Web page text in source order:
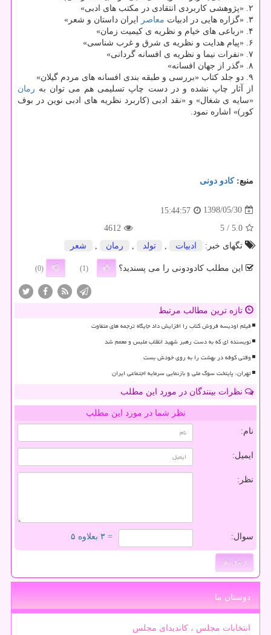
۲. «پژوهشی كاربردی انتقادی در مكتب های ادبی»
۳. «گزاره هایی در ادبیات
معاصر
ایران داستان و شعر»
۴. «رباعی های خیام و نظریه ی كیمیت زمان»
۶. «پیام هدایت و نظریه ی شرق و غرب شناسی»
۷. «نفرات نیما و نظریه ی افسانه گردانی»
۸. «گذر از جهان افسانه»
۹. دو جلد كتاب «بررسی و طبقه بندی افسانه های مردم گیلان»
از آثار چاپ نشده و در دست چاپ تسلیمی هم می توان به رمان
«سایه ی شغال» و «نقد ادبی (كاربرد نظریه های ادبی نوین در بوف
كور)» اشاره نمود.
منبع:كادو دونی
1398/05/30
15:44:57
5.0
/ 5
4612
تگهای خبر:
ادبیات , تولد , رمان , شعر
این مطلب کادودونی را می پسندید؟ (1)
(0)
تازه ترین مطالب مرتبط
فیلم اودیسه فروش کتاب را افزایش داد جایگاه ترجمه های متفاوت
نویسنده ای که به دست رهبر شهید انقلاب ملبس و معمم شد
وقتی کوفه در بهشت را به روی خودش بست
تهران، پایتخت سوگ ملی و بازنمایی سرمایه اجتماعی ایران
نظرات بینندگان در مورد این مطلب
نظر شما در مورد این مطلب
نام:
ایمیل:
نظر:
سوال: = ۳ بعلاوه ۵
دوستان ما
انتخابات مجلس ، کاندیدای مجلس